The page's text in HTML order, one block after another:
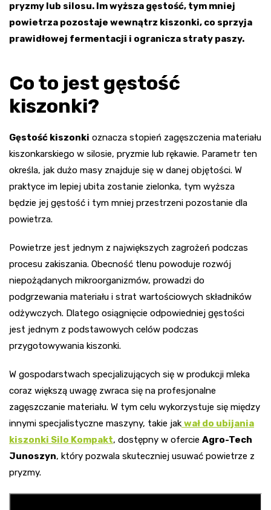
pryzmy lub silosu. Im wyższa gęstość, tym mniej
powietrza pozostaje wewnątrz kiszonki, co sprzyja
prawidłowej fermentacji i ogranicza straty paszy.
Co to jest gęstość
kiszonki?
Gęstość kiszonki oznacza stopień zagęszczenia materiału
kiszonkarskiego w silosie, pryzmie lub rękawie. Parametr ten
określa, jak dużo masy znajduje się w danej objętości. W
praktyce im lepiej ubita zostanie zielonka, tym wyższa
będzie jej gęstość i tym mniej przestrzeni pozostanie dla
powietrza.
Powietrze jest jednym z największych zagrożeń podczas
procesu zakiszania. Obecność tlenu powoduje rozwój
niepożądanych mikroorganizmów, prowadzi do
podgrzewania materiału i strat wartościowych składników
odżywczych. Dlatego osiągnięcie odpowiedniej gęstości
jest jednym z podstawowych celów podczas
przygotowywania kiszonki.
W gospodarstwach specjalizujących się w produkcji mleka
coraz większą uwagę zwraca się na profesjonalne
zagęszczanie materiału. W tym celu wykorzystuje się między
innymi specjalistyczne maszyny, takie jak wał do ubijania
kiszonki Silo Kompakt, dostępny w ofercie Agro-Tech
Junoszyn, który pozwala skuteczniej usuwać powietrze z
pryzmy.